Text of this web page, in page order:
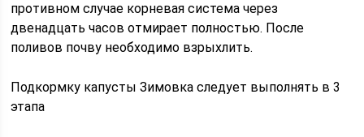
противном случае корневая система через
двенадцать часов отмирает полностью. После
поливов почву необходимо взрыхлить.
Подкормку капусты Зимовка следует выполнять в 3
этапа